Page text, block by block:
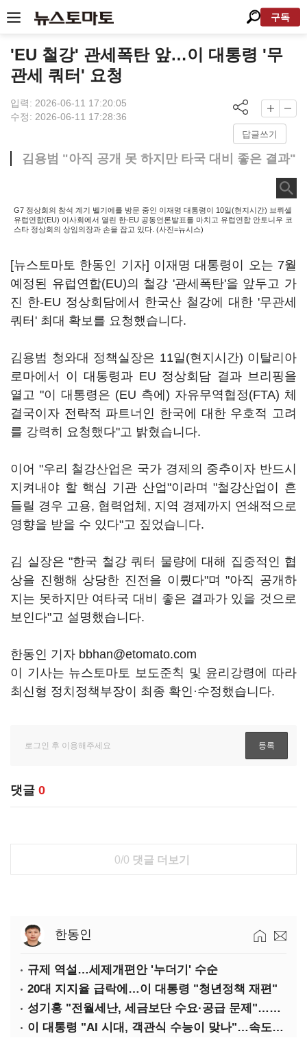
구독
'EU 철강' 관세폭탄 앞…이 대통령 '무
관세 쿼터' 요청
입력: 2026-06-11 17:20:05
수정: 2026-06-11 17:28:36
답글쓰기
김용범 "아직 공개 못 하지만 타국 대비 좋은 결과"
G7 정상회의 참석 계기 벨기에를 방문 중인 이재명 대통령이 10일(현지시간) 브뤼셀
유럽연합(EU) 이사회에서 열린 한-EU 공동언론발표를 마치고 유럽연합 안토니우 코
스타 정상회의 상임의장과 손을 잡고 있다. (사진=뉴시스)
[뉴스토마토 한동인 기자] 이재명 대통령이 오는 7월
예정된 유럽연합(EU)의 철강 '관세폭탄'을 앞두고 가
진 한-EU 정상회담에서 한국산 철강에 대한 '무관세
쿼터' 최대 확보를 요청했습니다.
김용범 청와대 정책실장은 11일(현지시간) 이탈리아
로마에서 이 대통령과 EU 정상회담 결과 브리핑을
열고 "이 대통령은 (EU 측에) 자유무역협정(FTA) 체
결국이자 전략적 파트너인 한국에 대한 우호적 고려
를 강력히 요청했다"고 밝혔습니다.
이어 "우리 철강산업은 국가 경제의 중추이자 반드시
지켜내야 할 핵심 기관 산업"이라며 "철강산업이 흔
들릴 경우 고용, 협력업체, 지역 경제까지 연쇄적으로
영향을 받을 수 있다"고 짚었습니다.
김 실장은 "한국 철강 쿼터 물량에 대해 집중적인 협
상을 진행해 상당한 진전을 이뤘다"며 "아직 공개하
지는 못하지만 여타국 대비 좋은 결과가 있을 것으로
보인다"고 설명했습니다.
한동인 기자 bbhan@etomato.com
이 기사는 뉴스토마토 보도준칙 및 윤리강령에 따라
최신형 정치정책부장이 최종 확인·수정했습니다.
댓글 0
0/0 댓글 더보기
한동인
규제 역설…세제개편안 '누더기' 수순
20대 지지율 급락에…이 대통령 "청년정책 재편"
성기홍 "전월세난, 세금보단 수요·공급 문제"…닥공 시사
이 대통령 "AI 시대, 객관식 수능이 맞나"…속도전 '경계'